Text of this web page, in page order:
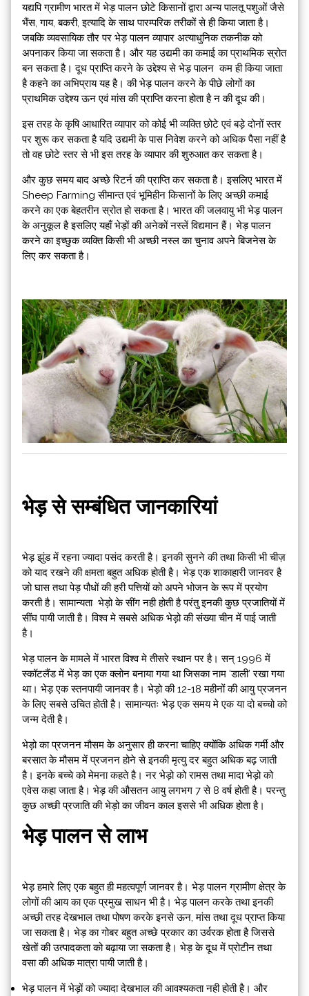
यद्यपि ग्रामीण भारत में भेड़ पालन छोटे किसानों द्वारा अन्य पालतू पशुओं जैसे
भैंस, गाय, बकरी, इत्यादि के साथ पारम्परिक तरीकों से ही किया जाता है।
जबकि व्यवसायिक तौर पर भेड़ पालन व्यापार अत्याधुनिक तकनीक को
अपनाकर किया जा सकता है। और यह उद्यमी का कमाई का प्राथमिक स्रोत
बन सकता है। दूध प्राप्ति करने के उद्देश्य से भेड़ पालन कम ही किया जाता
है कहने का अभिप्राय यह है। की भेड़ पालन करने के पीछे लोगों का
प्राथमिक उद्देश्य ऊन एवं मांस की प्राप्ति करना होता है न की दूध की।
इस तरह के कृषि आधारित व्यापार को कोई भी व्यक्ति छोटे एवं बड़े दोनों स्तर
पर शुरू कर सकता है यदि उद्यमी के पास निवेश करने को अधिक पैसा नहीं है
तो वह छोटे स्तर से भी इस तरह के व्यापार की शुरुआत कर सकता है।
और कुछ समय बाद अच्छे रिटर्न की प्राप्ति कर सकता है। इसलिए भारत में
Sheep Farming सीमान्त एवं भूमिहीन किसानों के लिए अच्छी कमाई
करने का एक बेहतरीन स्रोत हो सकता है। भारत की जलवायु भी भेड़ पालन
के अनुकूल है इसलिए यहाँ भेड़ों की अनेकों नस्लें विद्यमान हैं। भेड़ पालन
करने का इच्छुक व्यक्ति किसी भी अच्छी नस्ल का चुनाव अपने बिजनेस के
लिए कर सकता है।
भेड़ से सम्बंधित जानकारियां
भेड़ झुंड में रहना ज्यादा पसंद करती है। इनकी सुनने की तथा किसी भी चीज़
को याद रखने की क्षमता बहुत अधिक होती है। भेड़ एक शाकाहारी जानवर है
जो घास तथा पेड़ पौधों की हरी पत्तियों को अपने भोजन के रूप में प्रयोग
करती है। सामान्यता भेड़ो के सींग नही होती है परंतु इनकी कुछ प्रजातियों में
सींघ पायी जाती है। विश्व मे सबसे अधिक भेड़ो की संख्या चीन में पाई जाती
है।
भेड़ पालन के मामले में भारत विश्व मे तीसरे स्थान पर है। सन् 1996 में
स्कॉटलैंड में भेड़ का एक क्लोन बनाया गया था जिसका नाम ‘डाली’ रखा गया
था। भेड़ एक स्तनपायी जानवर है। भेड़ो की 12-18 महीनों की आयु प्रजनन
के लिए सबसे उचित होती है। सामान्यतः भेड़ एक समय मे एक या दो बच्चो को
जन्म देती है।
भेड़ो का प्रजनन मौसम के अनुसार ही करना चाहिए क्योंकि अधिक गर्मी और
बरसात के मौसम में प्रजनन होने से इनकी मृत्यु दर बहुत अधिक बढ़ जाती
है। इनके बच्चे को मेमना कहते है। नर भेड़ो को रामस तथा मादा भेड़ो को
एवेस कहा जाता है। भेड़ की औसतन आयु लगभग 7 से 8 वर्ष होती है। परन्तु
कुछ अच्छी प्रजाति की भेड़ो का जीवन काल इससे भी अधिक होता है।
भेड़ पालन से लाभ
भेड़ हमारे लिए एक बहुत ही महत्वपूर्ण जानवर है। भेड़ पालन ग्रामीण क्षेत्र के
लोगों की आय का एक प्रमुख साधन भी है। भेड़ पालन करके तथा इनकी
अच्छी तरह देखभाल तथा पोषण करके इनसे ऊन, मांस तथा दूध प्राप्त किया
जा सकता है। भेड़ का गोबर बहुत अच्छे प्रकार का उर्वरक होता है जिससे
खेतों की उत्पादकता को बढ़ाया जा सकता है। भेड़ के दूध में प्रोटीन तथा
वसा की अधिक मात्रा पायी जाती है।
भेड़ पालन में भेड़ों को ज्यादा देखभाल की आवश्यकता नही होती है। और